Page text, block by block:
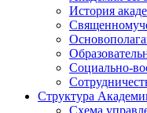
История
Социально-
Структура
Схема